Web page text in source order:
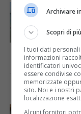
I PIÙ
Archiviare
Scopri di più
I tuoi dati
informazioni
identificatori
essere condivise
memorizzate
sito. Noi e i nostri
localizzazione
Alcuni fornitori